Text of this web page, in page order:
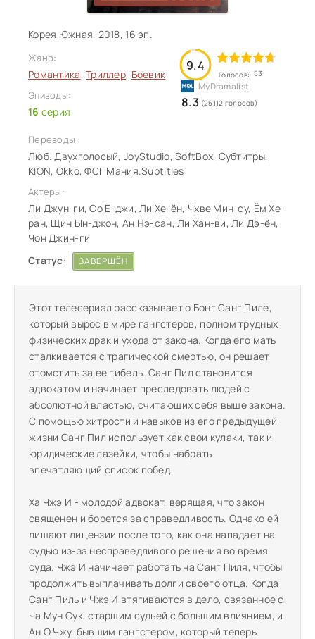
Корея Южная, 2018, 16 эп.
Жанр:
Романтика,Триллер, Боевик
Эпизоды:
16 серия
9.4
Голосов: 53
8.3 (25112 голосов)
Переводы:
Люб. Двухголосый, JoyStudio, SoftBox, Субтитры,
KION, Okko, ФСГ Мания.Subtitles
Актеры:
Ли Джун-ги, Со Е-джи, Ли Хе-ён, Чхве Мин-су, Ём Хе-
ран, Щин Ын-джон, Ан Нэ-сан, Ли Хан-ви, Ли Дэ-ён,
Чон Джин-ги
Статус:
ЗАВЕРШЁН
Этот телесериал рассказывает о Бонг Санг Пиле,
который вырос в мире гангстеров, полном трудных
физических драк и ухода от закона. Когда его мать
сталкивается с трагической смертью, он решает
отомстить за ее гибель. Санг Пил становится
адвокатом и начинает преследовать людей с
абсолютной властью, считающих себя выше закона.
С помощью хитрости и навыков из его предыдущей
жизни Санг Пил использует как свои кулаки, так и
юридические лазейки, чтобы набрать
впечатляющий список побед.
Ха Чжэ И - молодой адвокат, верящая, что закон
священен и борется за справедливость. Однако ей
лишают лицензии после того, как она нападает на
судью из-за несправедливого решения во время
суда. Чжэ И начинает работать на Санг Пиля, чтобы
продолжить выплачивать долги своего отца. Когда
Санг Пиль и Чжэ И втягиваются в дело, связанное с
Ча Мун Сук, старшим судьей с большим влиянием, и
Ан О Чжу, бывшим гангстером, который теперь